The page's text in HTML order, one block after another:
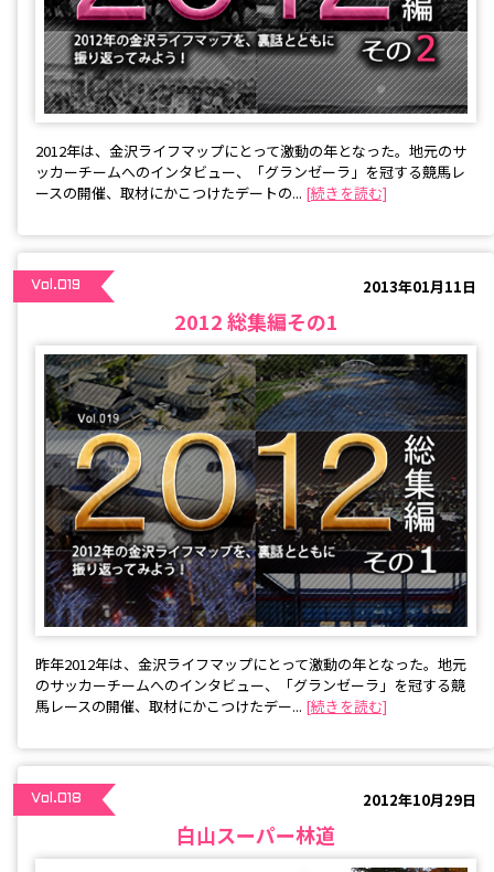
2012年は、金沢ライフマップにとって激動の年となった。地元のサ
ッカーチームへのインタビュー、「グランゼーラ」を冠する競馬レ
ースの開催、取材にかこつけたデートの... [続きを読む]
Vol.019 2013年01月11日
2012 総集編その1
昨年2012年は、金沢ライフマップにとって激動の年となった。地元
のサッカーチームへのインタビュー、「グランゼーラ」を冠する競
馬レースの開催、取材にかこつけたデー... [続きを読む]
Vol.018 2012年10月29日
白山スーパー林道